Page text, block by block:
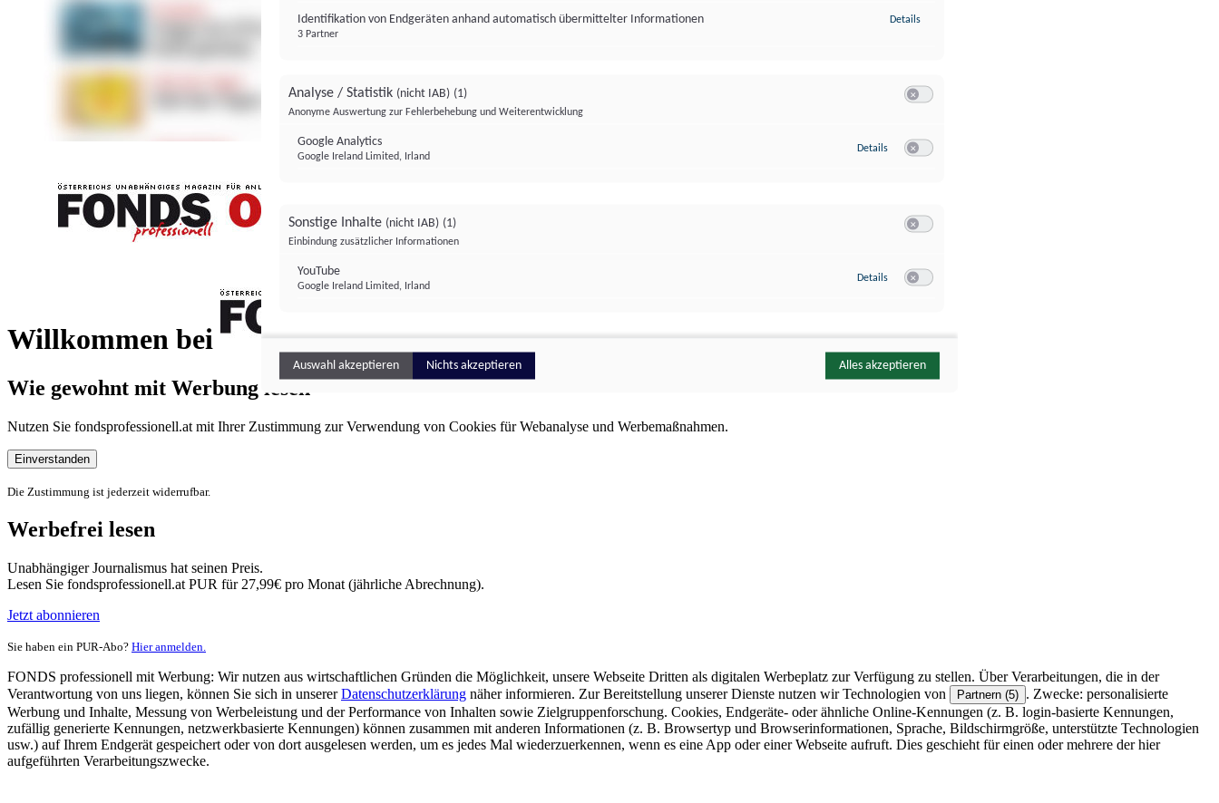
Willkommen bei
FONDS professionell
Wie gewohnt mit Werbung lesen
Nutzen Sie fondsprofessionell.at mit Ihrer Zustimmung zur Verwendung von Cookies für Webanalyse und Werbemaßnahmen.
Einverstanden
Die Zustimmung ist jederzeit widerrufbar.
Werbefrei lesen
Unabhängiger Journalismus hat seinen Preis.
Lesen Sie fondsprofessionell.at PUR für 27,99€ pro Monat (jährliche Abrechnung).
Jetzt abonnieren
Sie haben ein PUR-Abo? Hier anmelden.
FONDS professionell mit Werbung: Wir nutzen aus wirtschaftlichen Gründen die Möglichkeit, unsere Webseite Dritten als digitalen Werbeplatz zur Verfügung zu stellen. Über Verarbeitungen, die in der
Verantwortung von uns liegen, können Sie sich in unsererDatenschutzerklärung näher informieren. Zur Bereitstellung unserer Dienste nutzen wir Technologien von Partnern (5) . Zwecke: personalisierte
Werbung und Inhalte, Messung von Werbeleistung und der Performance von Inhalten sowie Zielgruppenforschung. Cookies, Endgeräte- oder ähnliche Online-Kennungen (z. B. login-basierte Kennungen,
zufällig generierte Kennungen, netzwerkbasierte Kennungen) können zusammen mit anderen Informationen (z. B. Browsertyp und Browserinformationen, Sprache, Bildschirmgröße, unterstützte Technologien
usw.) auf Ihrem Endgerät gespeichert oder von dort ausgelesen werden, um es jedes Mal wiederzuerkennen, wenn es eine App oder einer Webseite aufruft. Dies geschieht für einen oder mehrere der hier
aufgeführten Verarbeitungszwecke.
Identifikation von Endgeräten anhand automatisch übermittelter Informationen
3 Partner
Details
Analyse / Statistik (nicht IAB) (1)
Anonyme Auswertung zur Fehlerbehebung und Weiterentwicklung
Google Analytics
Google Ireland Limited, Irland
Details zu Google Analytics
Sonstige Inhalte (nicht IAB) (1)
Einbindung zusätzlicher Informationen
YouTube
Google Ireland Limited, Irland
Details zu YouTube
Auswahl akzeptieren Nichts akzeptieren Alles akzeptieren